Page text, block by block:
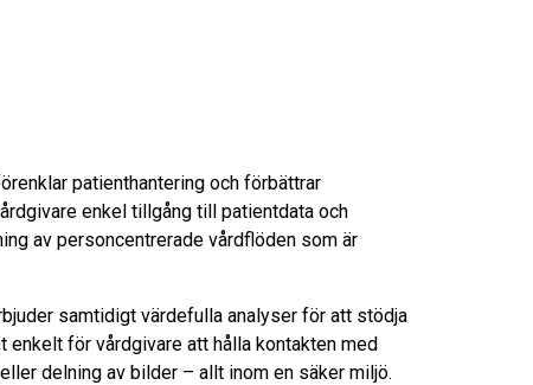
patienthantering och förbättrar
enkel tillgång till patientdata och
av personcentrerade vårdflöden som är
samtidigt värdefulla analyser för att stödja
enkelt för vårdgivare att hålla kontakten med
delning av bilder – allt inom en säker miljö.